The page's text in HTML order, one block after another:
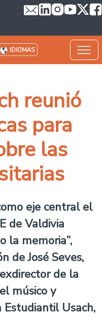
IDIOMAS
reunió
para
las
eje central el
de Valdivia
la memoria”,
de José Seves,
de la
músico y
Usach,